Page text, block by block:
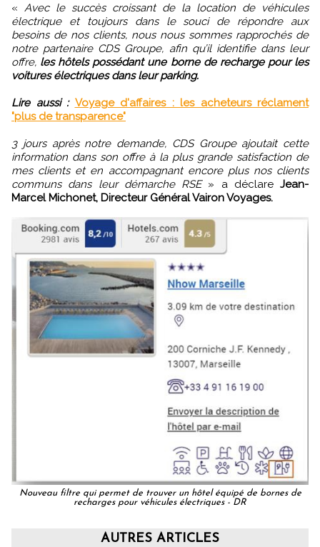
« Avec le succès croissant de la location de véhicules
électrique et toujours dans le souci de répondre aux
besoins de nos clients, nous nous sommes rapprochés de
notre partenaire CDS Groupe, afin qu’il identifie dans leur
offre, les hôtels possédant une borne de recharge pour les
voitures électriques dans leur parking.
Lire aussi : Voyage d'affaires : les acheteurs réclament
"plus de transparence"
3 jours après notre demande, CDS Groupe ajoutait cette
information dans son offre à la plus grande satisfaction de
mes clients et en accompagnant encore plus nos clients
communs dans leur démarche RSE» a déclare Jean-
Marcel Michonet, Directeur Général Vairon Voyages.
Nouveau filtre qui permet de trouver un hôtel équipé de bornes de
recharges pour véhicules électriques - DR
AUTRES ARTICLES